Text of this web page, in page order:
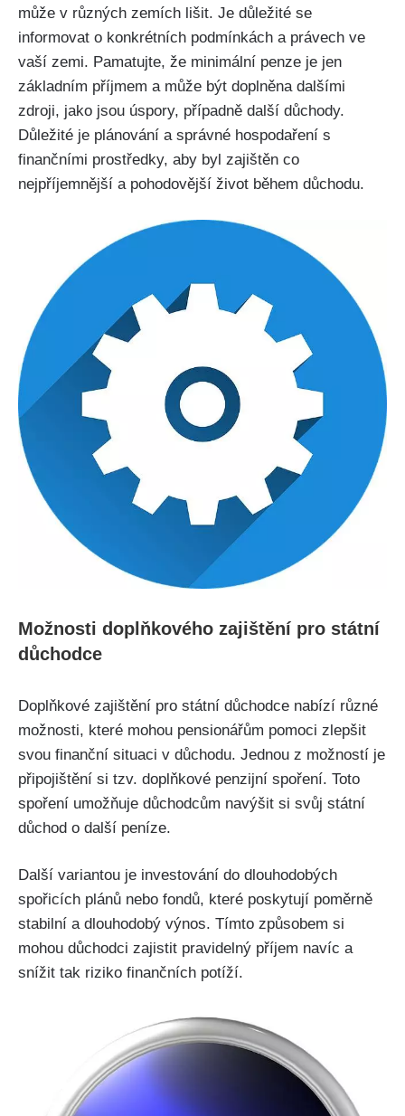
může v různých zemích lišit. Je důležité se
informovat o konkrétních podmínkách a právech ve
vaší zemi. Pamatujte, že minimální penze je jen
základním příjmem a může být doplněna dalšími
zdroji, jako jsou úspory, případně další důchody.
Důležité je plánování a správné hospodaření s
finančními prostředky, aby byl zajištěn co
nejpříjemnější a pohodovější život během důchodu.
Možnosti doplňkového zajištění pro státní
důchodce
Doplňkové zajištění pro státní důchodce nabízí různé
možnosti, které mohou pensionářům pomoci zlepšit
svou finanční situaci v důchodu. Jednou z možností je
připojištění si tzv. doplňkové penzijní spoření. Toto
spoření umožňuje důchodcům navýšit si svůj státní
důchod o další peníze.
Další variantou je investování do dlouhodobých
spořicích plánů nebo fondů, které poskytují poměrně
stabilní a dlouhodobý výnos. Tímto způsobem si
mohou důchodci zajistit pravidelný příjem navíc a
snížit tak riziko finančních potíží.